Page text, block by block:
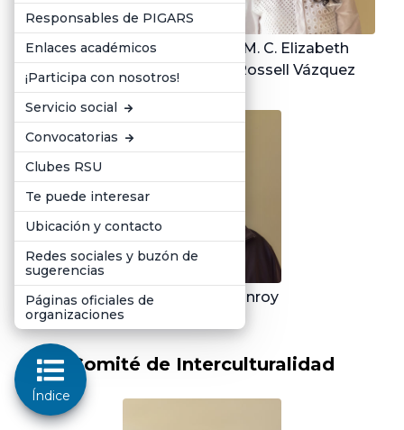
Índice
Responsables de PIGARS
Enlaces académicos
¡Participa con nosotros!
Servicio social
Convocatorias
Clubes RSU
Te puede interesar
Ubicación y contacto
Redes sociales y buzón de
sugerencias
Páginas oficiales de
organizaciones
Lic. Rubén Manuel
Rivera Calderón
M. C. Elizabeth
Rossell Vázquez
M. C. Alberto Monroy
Comité de Interculturalidad